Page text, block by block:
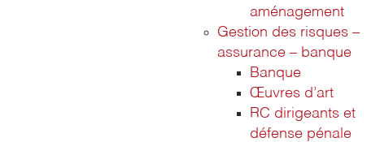
aménagement
Gestion des risques –
assurance – banque
Banque
Œuvres d’art
RC dirigeants et
défense pénale